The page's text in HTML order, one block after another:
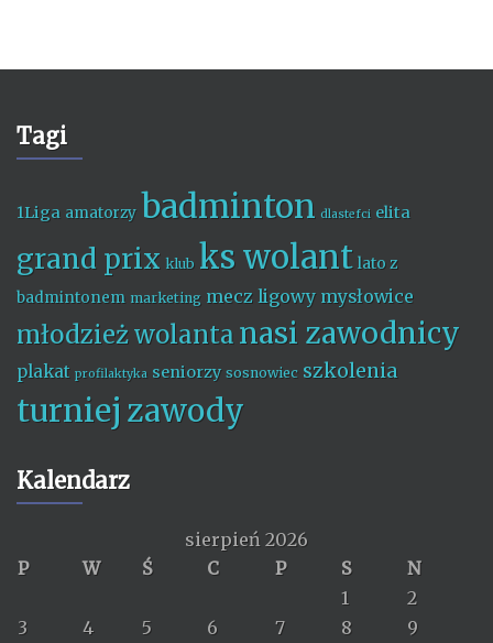
Tagi
1Liga amatorzy badminton dlastefci elita
grand prix klub ks wolant lato z
badmintonem marketing mecz ligowy mysłowice
młodzież wolanta nasi zawodnicy
plakat profilaktyka seniorzy sosnowiec szkolenia
turniej zawody
Kalendarz
sierpień 2026
P
W Ś C P S
N
1
2
3
4 5 6 7 8
9